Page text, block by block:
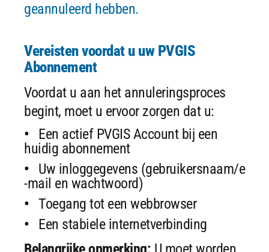
geannuleerd hebben.
Vereisten voordat u uw PVGIS
Abonnement
Voordat u aan het annuleringsproces
begint, moet u ervoor zorgen dat u:
Een actief PVGIS Account bij een
huidig abonnement
Uw inloggegevens (gebruikersnaam/e
-mail en wachtwoord)
Toegang tot een webbrowser
Een stabiele internetverbinding